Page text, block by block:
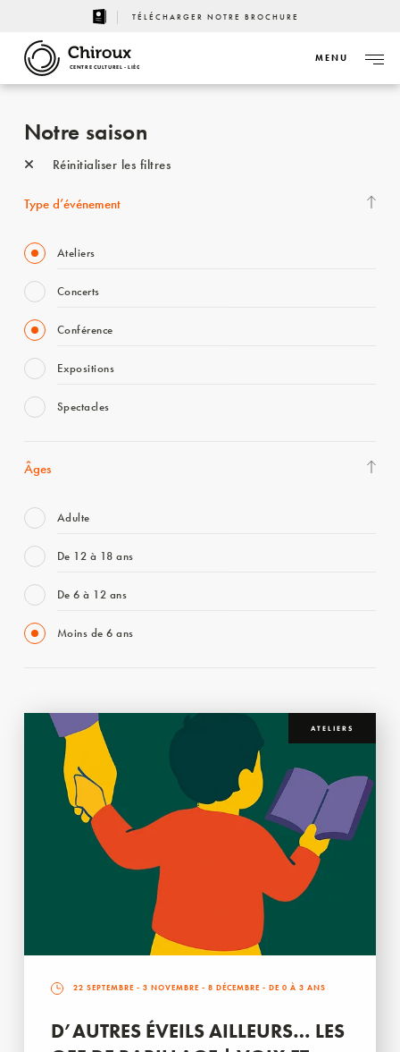
TÉLÉCHARGER NOTRE BROCHURE
CENTRE CULTUREL - LIÈGE
MENU
Notre saison
Réinitialiser les filtres
Type d’événement
Ateliers
Concerts
Conférence
Expositions
Spectacles
Âges
Adulte
De 12 à 18 ans
De 6 à 12 ans
Moins de 6 ans
ATELIERS
22 SEPTEMBRE - 3 NOVEMBRE - 8 DÉCEMBRE - DE 0 À 3 ANS
D’AUTRES ÉVEILS AILLEURS… LES